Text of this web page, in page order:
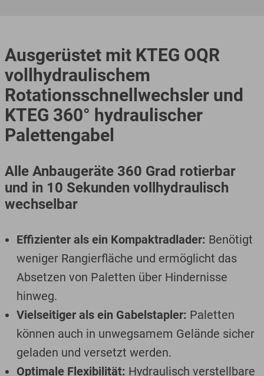
Ausgerüstet mit KTEG OQR
vollhydraulischem
Rotationsschnellwechsler und
KTEG 360° hydraulischer
Palettengabel
Alle Anbaugeräte 360 Grad rotierbar
und in 10 Sekunden vollhydraulisch
wechselbar
Effizienter als ein Kompaktradlader: Benötigt
weniger Rangierfläche und ermöglicht das
Absetzen von Paletten über Hindernisse
hinweg.
Vielseitiger als ein Gabelstapler: Paletten
können auch in unwegsamem Gelände sicher
geladen und versetzt werden.
Optimale Flexibilität: Hydraulisch verstellbare